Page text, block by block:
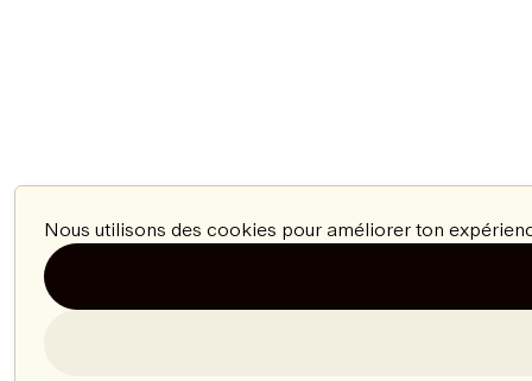
Nous utilisons des cookies pour améliorer ton